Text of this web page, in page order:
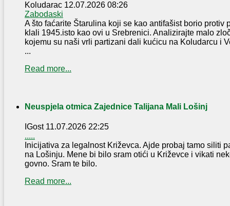
Koludarac 12.07.2026 08:26
Zabodaski
A što faćarite Štarulina koji se kao antifašist borio protiv
klali 1945.isto kao ovi u Srebrenici. Analizirajte malo
kojemu su naši vrli partizani dali kućicu na Koludarcu i
...
Read more...
Neuspjela otmica Zajednice Talijana Mali Lošinj
IGost 11.07.2026 22:25
.....
Inicijativa za legalnost Križevca. Ajde probaj tamo siliti
na Lošinju. Mene bi bilo sram otići u Križevce i vikati
govno. Sram te bilo.
Read more...